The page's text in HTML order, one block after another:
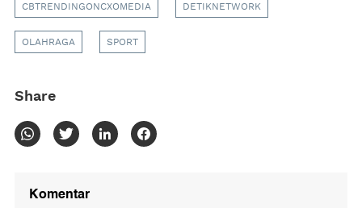
CBTRENDINGONCXOMEDIA DETIKNETWORK
OLAHRAGA SPORT
Share